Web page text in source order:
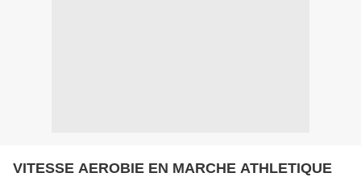
VITESSE AEROBIE EN MARCHE ATHLETIQUE